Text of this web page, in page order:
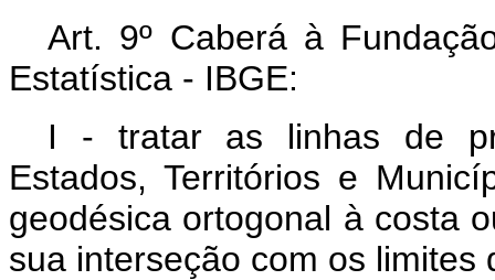
Art. 9º Caberá à
Estatística - IBGE:
I - tratar as linhas de
Estados, Territórios e
geodésica ortogonal à costa
sua interseção com os limites